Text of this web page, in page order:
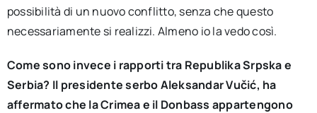
possibilità di un nuovo conflitto, senza che questo
necessariamente si realizzi. Almeno io la vedo così.
Come sono invece i rapporti tra Republika Srpska e
Serbia? Il presidente serbo Aleksandar Vučić, ha
affermato che la Crimea e il Donbass appartengono